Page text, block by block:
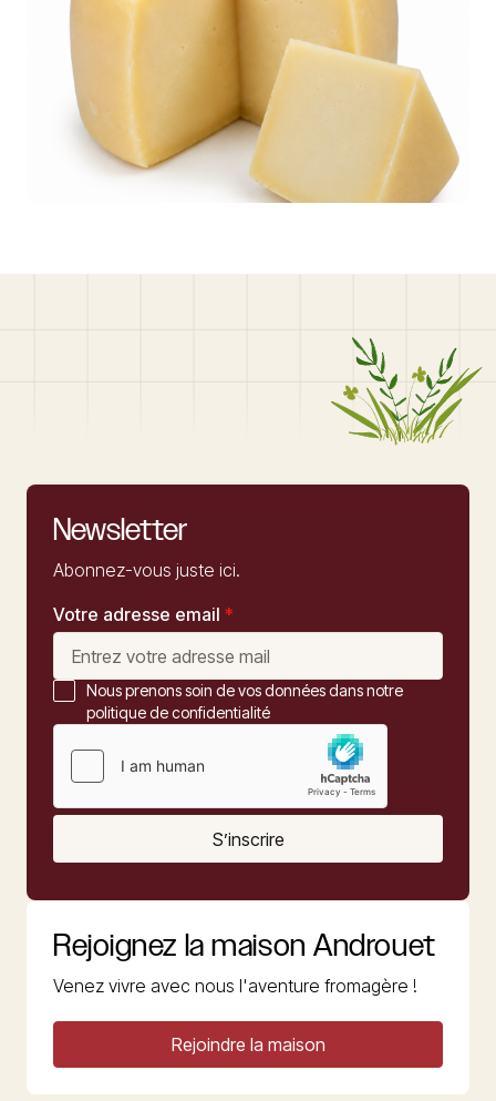
Newsletter
Abonnez-vous juste ici.
Votre adresse email *
Nous prenons soin de vos données dans notre
politique de confidentialité
S’inscrire
Rejoignez la maison Androuet
Venez vivre avec nous l'aventure fromagère !
Rejoindre la maison